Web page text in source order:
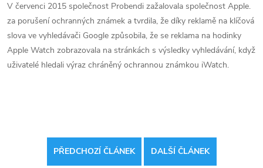
V červenci 2015 společnost Probendi zažalovala společnost Apple.
za porušení ochranných známek a tvrdila, že díky reklamě na klíčová
slova ve vyhledávači Google způsobila, že se reklama na hodinky
Apple Watch zobrazovala na stránkách s výsledky vyhledávání, když
uživatelé hledali výraz chráněný ochrannou známkou iWatch.
PŘEDCHOZÍ ČLÁNEK DALŠÍ ČLÁNEK